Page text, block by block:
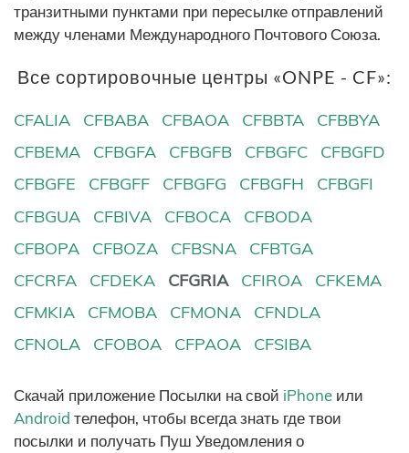
транзитными пунктами при пересылке отправлений
между членами Международного Почтового Союза.
Все сортировочные центры «ONPE - CF»:
CFALIA CFBABA CFBAOA CFBBTA
CFBBYA
CFBEMA
CFBGFA CFBGFB CFBGFC
CFBGFD
CFBGFE
CFBGFF CFBGFG CFBGFH
CFBGFI
CFBGUA
CFBIVA CFBOCA
CFBODA
CFBOPA
CFBOZA CFBSNA
CFBTGA
CFCRFA
CFDEKA CFGRIA CFIROA
CFKEMA
CFMKIA
CFMOBA CFMONA
CFNDLA
CFNOLA
CFOBOA CFPAOA CFSIBA
Скачай приложение Посылки на свой iPhone или
Android телефон, чтобы всегда знать где твои
посылки и получать Пуш Уведомления о